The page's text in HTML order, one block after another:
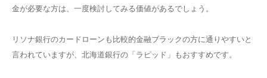
金が必要な方は、一度検討してみる価値があるでしょう。
リソナ銀行のカードローンも比較的金融ブラックの方に通りやすいと
言われていますが、北海道銀行の「ラピッド」もおすすめです。